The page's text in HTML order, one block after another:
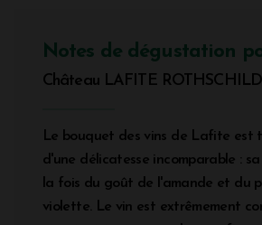
Notes de dégustation
Château LAFITE ROTHSCHILD
Le bouquet des vins de Lafite est
d'une délicatesse incomparable :
la fois du goût de l'amande et du
violette. Le vin est extrêmement